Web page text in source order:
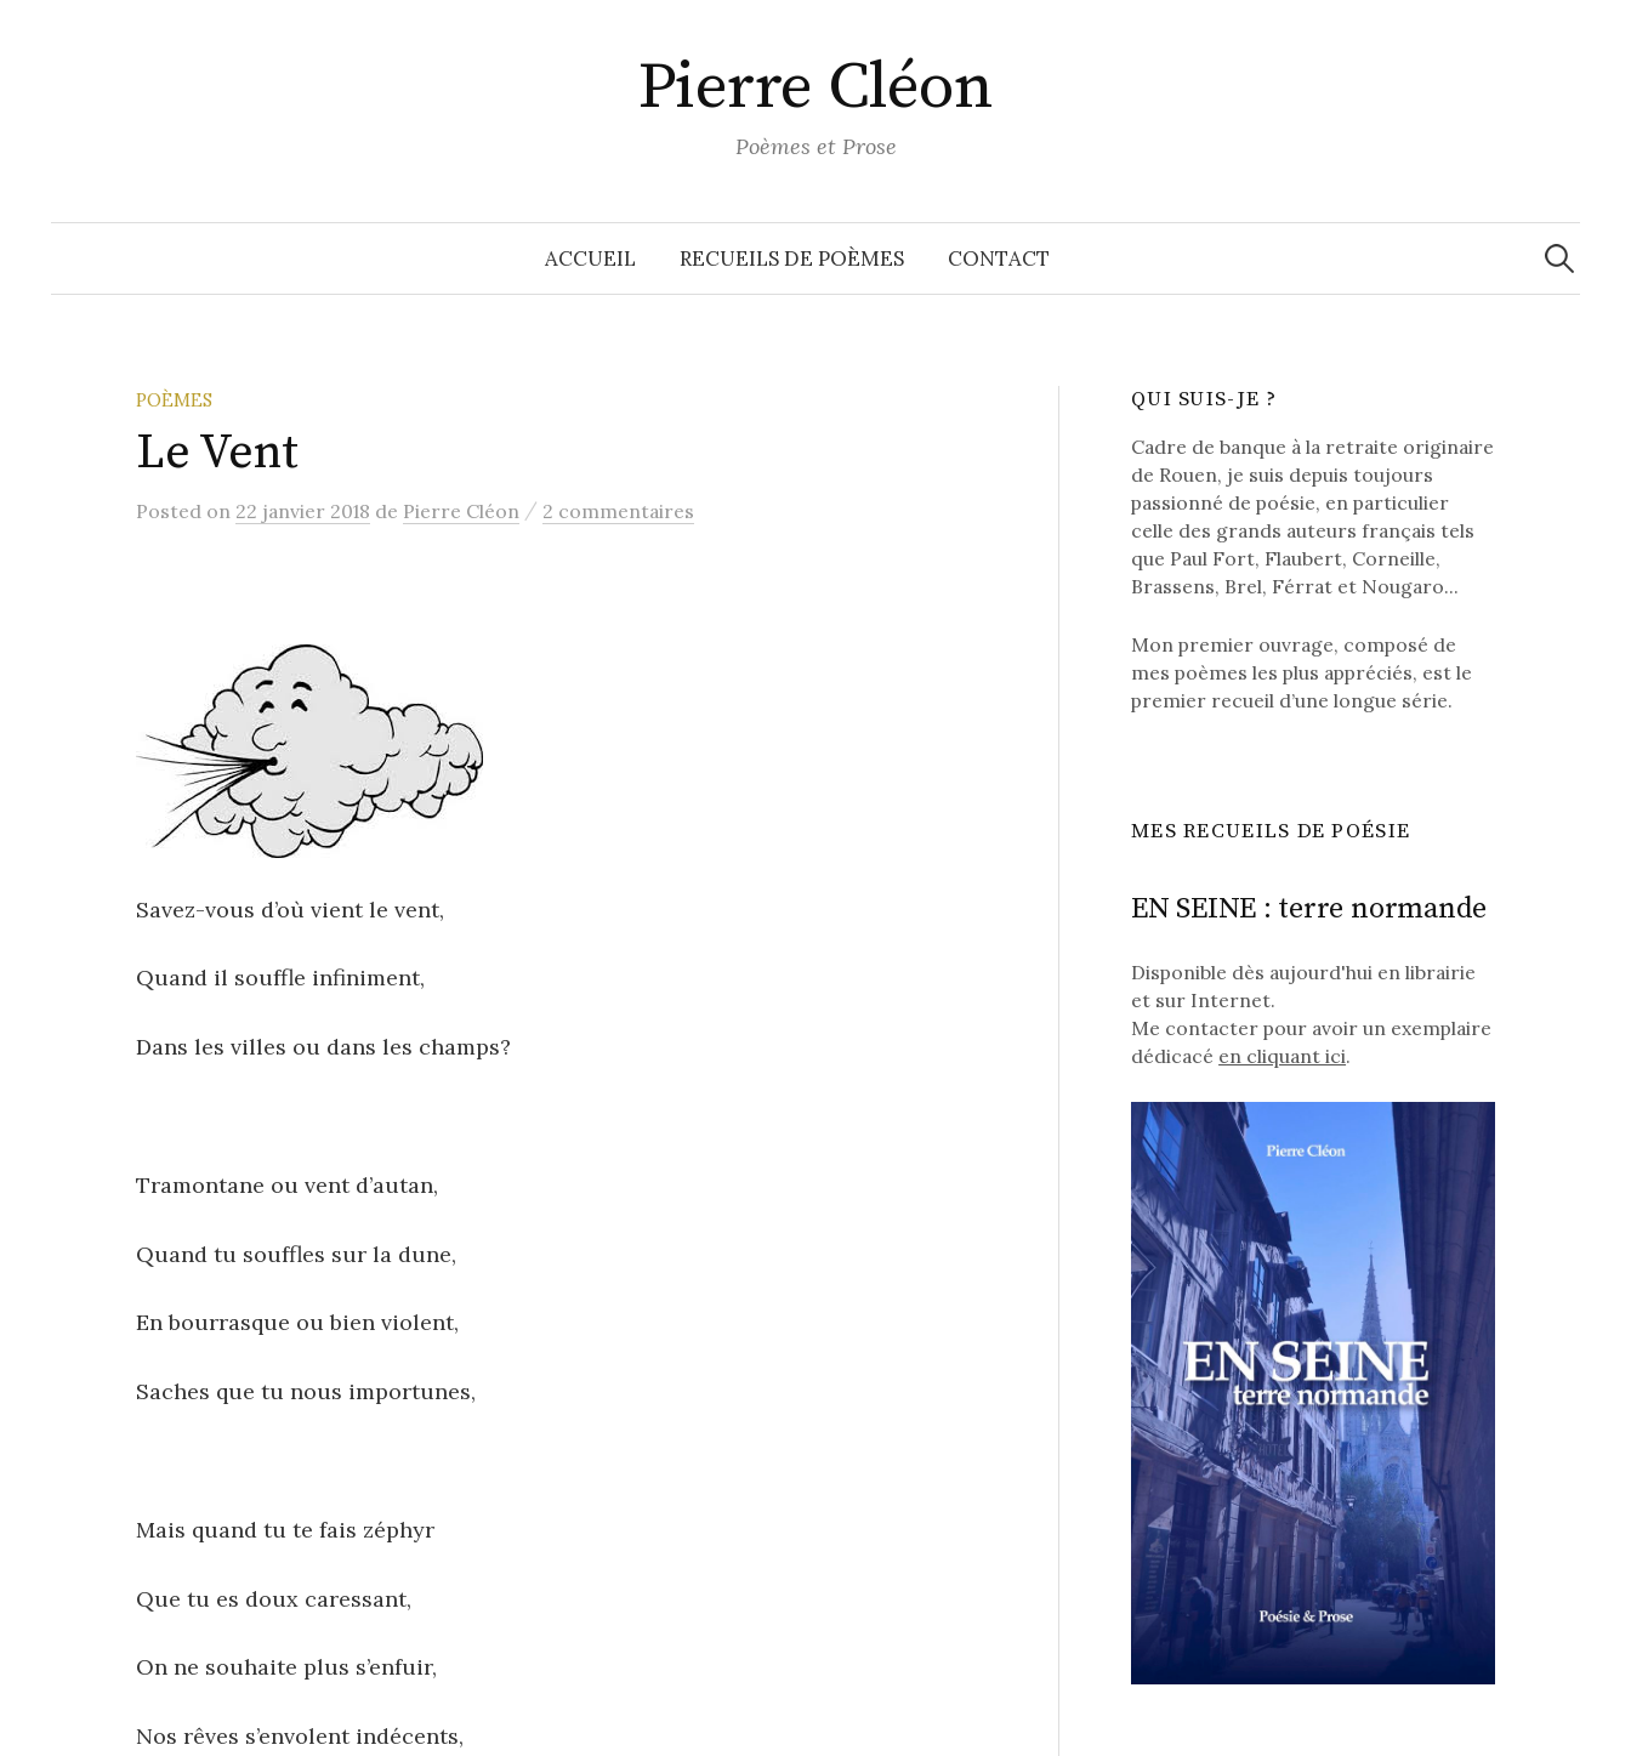
Pierre Cléon
Poèmes et Prose
ACCUEIL RECUEILS DE POÈMES CONTACT
POÈMES
Le Vent
Posted on 22 janvier 2018 de Pierre Cléon / 2 commentaires
Savez-vous d’où vient le vent,
Quand il souffle infiniment,
Dans les villes ou dans les champs?
Tramontane ou vent d’autan,
Quand tu souffles sur la dune,
En bourrasque ou bien violent,
Saches que tu nous importunes,
Mais quand tu te fais zéphyr
Que tu es doux caressant,
On ne souhaite plus s’enfuir,
Nos rêves s’envolent indécents,
QUI SUIS-JE ?
Cadre de banque à la retraite originaire
de Rouen, je suis depuis toujours
passionné de poésie, en particulier
celle des grands auteurs français tels
que Paul Fort, Flaubert, Corneille,
Brassens, Brel, Férrat et Nougaro...
Mon premier ouvrage, composé de
mes poèmes les plus appréciés, est le
premier recueil d’une longue série.
MES RECUEILS DE POÉSIE
EN SEINE : terre normande
Disponible dès aujourd'hui en librairie
et sur Internet.
Me contacter pour avoir un exemplaire
dédicacé en cliquant ici.